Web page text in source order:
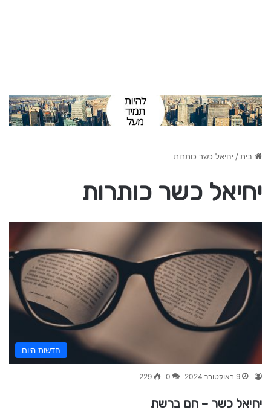
בית/יחיאל כשר כותרות
יחיאל כשר כותרות
חדשות היום
9 באוקטובר 2024 0
229
יחיאל כשר – חם ברשת